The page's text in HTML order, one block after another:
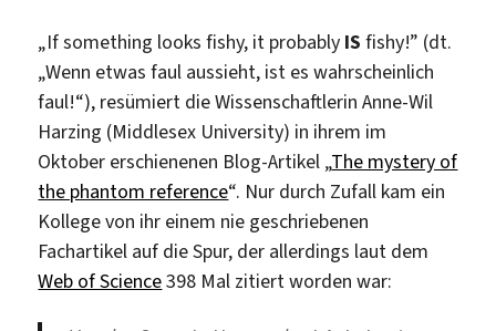
„If something looks fishy, it probably IS fishy!” (dt.
„Wenn etwas faul aussieht, ist es wahrscheinlich
faul!“), resümiert die Wissenschaftlerin Anne-Wil
Harzing (Middlesex University) in ihrem im
Oktober erschienenen Blog-Artikel „The mystery of
the phantom reference“. Nur durch Zufall kam ein
Kollege von ihr einem nie geschriebenen
Fachartikel auf die Spur, der allerdings laut dem
Web of Science398 Mal zitiert worden war: